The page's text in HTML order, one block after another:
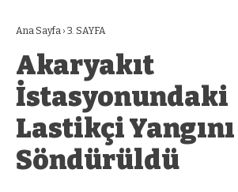
Ana Sayfa › 3. SAYFA
Akaryakıt
İstasyonundaki
Lastikçi Yangını
Söndürüldü